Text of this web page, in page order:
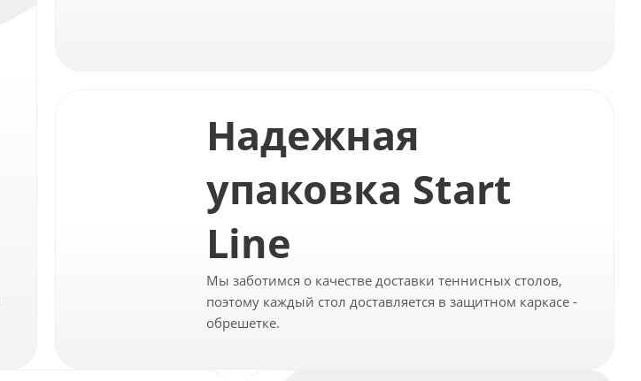
Надежная
упаковка Start
Line
Мы заботимся о качестве доставки теннисных столов,
поэтому каждый стол доставляется в защитном каркасе -
обрешетке.